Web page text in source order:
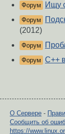
Форум Ищу
Форум
(2012)
Форум
Форум С++
О Сервере -
Сообщить об
https://